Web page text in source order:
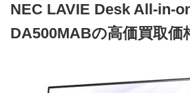
NEC LAVIE Desk All-in-
DA500MABの高価買取価